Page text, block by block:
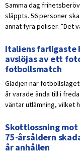
Samma dag
släppts. 56 personer
annat fyra poliser. ”Det
Italiens farligaste
avslöjas av ett
fotbollsmatch
Glädjen när
år varade ända till i
väntar utlämning, vilket
Skottlossning
75-årsåldern
år anhållen